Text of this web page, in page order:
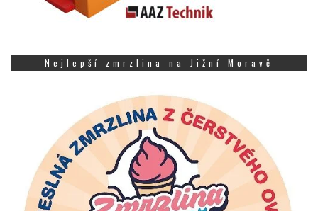
Nejlepší zmrzlina na Jižní Moravě